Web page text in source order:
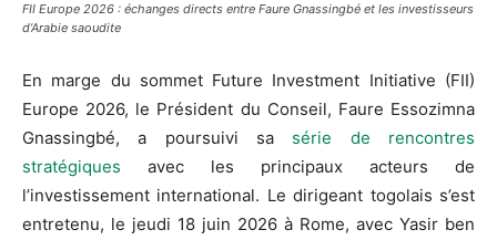
FII Europe 2026 : échanges directs entre Faure Gnassingbé et les investisseurs
d’Arabie saoudite
En marge du sommet Future Investment Initiative (FII)
Europe 2026, le Président du Conseil, Faure Essozimna
Gnassingbé, a poursuivi sa série de rencontres
stratégiques avec les principaux acteurs de
l’investissement international. Le dirigeant togolais s’est
entretenu, le jeudi 18 juin 2026 à Rome, avec Yasir ben